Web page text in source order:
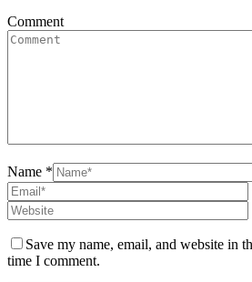
Comment
Name *
Save my name, email, and website in
time I comment.